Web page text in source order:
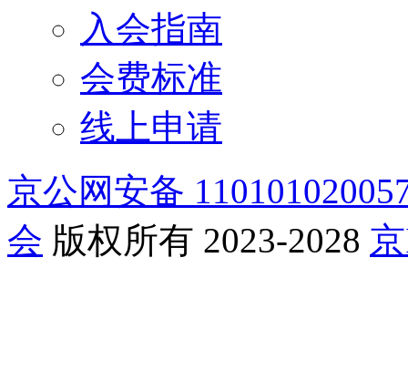
入会指南
会费标准
线上申请
京公网安备
会 版权所有 2023-2028